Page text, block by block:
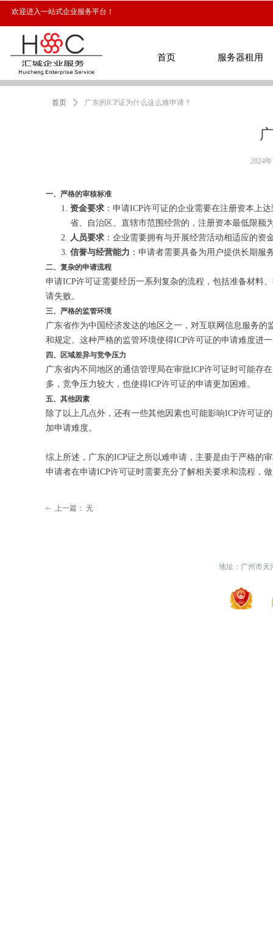
欢迎进入一站式企业服务平台！
首页
首页
服务器租用
首页 ꄲ 广东的ICP证为什么这么难申请？
一、严格的审核标准
资金要求 ：申请ICP许可证的企业需要在注册资本上
省、自治区、直辖市范围经营的，注册资本最低限额
人员要求 ：企业需要拥有与开展经营活动相适应的
信誉与经营能力 ：申请者需要具备为用户提供长期
二、复杂的申请流程
申请ICP许可证需要经历一系列复杂的流程，包括准备材料
请失败。
三、严格的监管环境
广东省作为中国经济发达的地区之一，对互联网信息服务
和规定。这种严格的监管环境使得ICP许可证的申请难度进
四、区域差异与竞争压力
广东省内不同地区的通信管理局在审批ICP许可证时可能存
多，竞争压力较大，也使得ICP许可证的申请更加困难。
五、其他因素
除了以上几点外，还有一些其他因素也可能影响ICP许可证
加申请难度。
综上所述，广东的ICP证之所以难申请，主要是由于严格的
申请者在申请ICP许可证时需要充分了解相关要求和流程，
2024
ꂃ 上一篇： 无
地址：广州市天